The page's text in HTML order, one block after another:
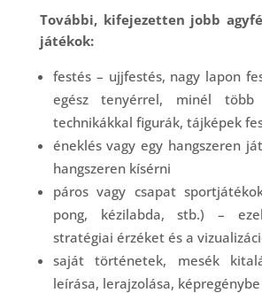
További, kifejezetten jobb
játékok:
festés – ujjfestés, nagy lapon
egész tenyérrel, minél több
technikákkal figurák, tájképek
éneklés vagy egy hangszeren
hangszeren kísérni
páros vagy csapat
pong, kézilabda, stb.) –
stratégiai érzéket és a
saját történetek, mesék
leírása, lerajzolása,